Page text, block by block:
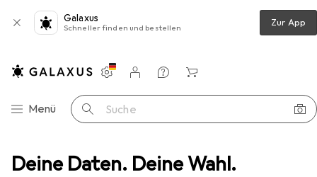
Deine Daten. Deine Wahl.
Galaxus
Schneller finden und bestellen Zur App
Navigation nach Kategorien
Menü Suche
Einstellungen
Kundenkonto
Vergleichslisten
Merklisten
Warenkorb
Bürostuhl Topstar Bürostuhl Smart Point schwarz